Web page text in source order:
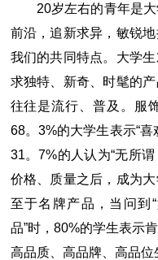
20岁左右的青年是
前沿，追新求异，敏锐
我们的共同特点。大学
求独特、新奇、时髦的
往往是流行、普及。服
68。3%的大学生表示“
31。7%的人认为“无所
价格、质量之后，成为
至于名牌产品，当问到
品”时，80%的学生表示
高品质、高品牌、高品位